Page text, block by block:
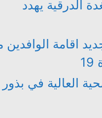
الدرقية يهدد
اقامة
العالية في بذور